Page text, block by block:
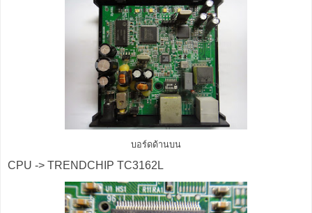
บอร์ดด้านบน
CPU -> TRENDCHIP TC3162L